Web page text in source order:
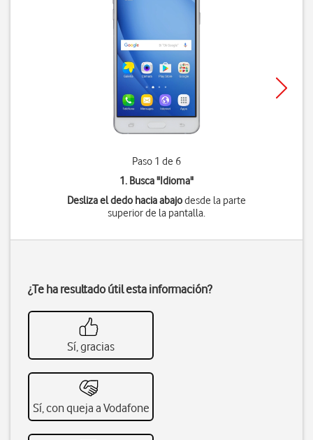
Paso 1 de 6
1. Busca "Idioma"
Desliza el dedo hacia abajodesde la parte
superior de la pantalla.
¿Te ha resultado útil esta información?
Sí, gracias
Sí, con queja a Vodafone